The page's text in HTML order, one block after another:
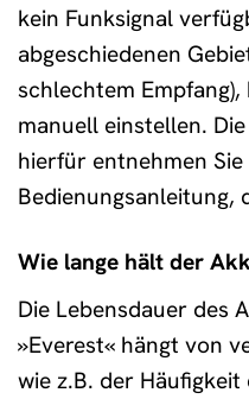
kein Funksignal
abgeschiedenen
schlechtem
manuell einstellen.
hierfür entnehmen
Bedienungsanleitung,
Wie lange hält der
Die Lebensdauer des
»Everest« hängt von
wie z.B. der